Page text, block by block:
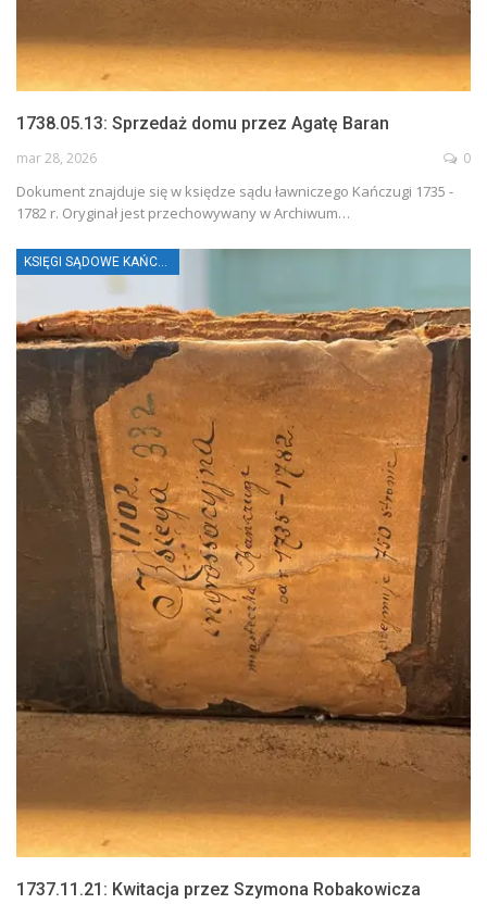
1738.05.13: Sprzedaż domu przez Agatę Baran
mar 28, 2026 0
Dokument znajduje się w księdze sądu ławniczego Kańczugi 1735 -
1782 r. Oryginał jest przechowywany w Archiwum…
KSIĘGI SĄDOWE KAŃCZUGI
1737.11.21: Kwitacja przez Szymona Robakowicza